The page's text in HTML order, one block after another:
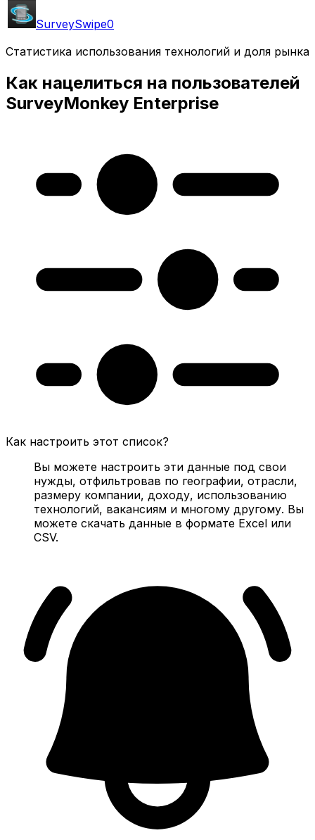
SurveySwipe0
Статистика использования технологий и доля рынка
Как нацелиться на пользователей
SurveyMonkey Enterprise
Как настроить этот список?
Вы можете настроить эти данные под свои
нужды, отфильтровав по географии, отрасли,
размеру компании, доходу, использованию
технологий, вакансиям и многому другому. Вы
можете скачать данные в формате Excel или
CSV.